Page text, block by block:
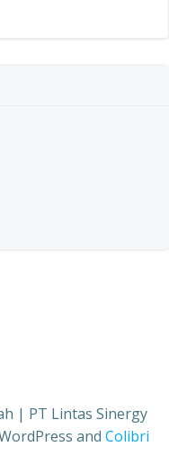
| PT Lintas Sinergy
and Colibri